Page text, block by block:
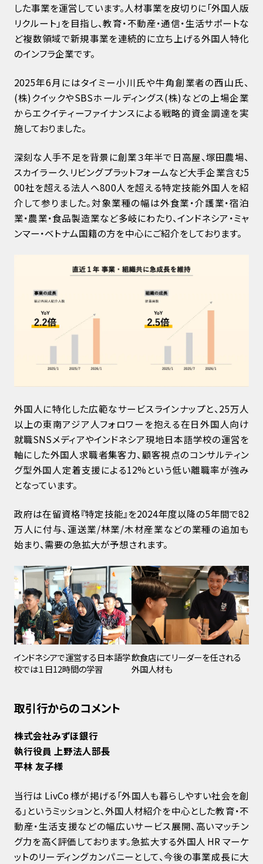
した事業を運営しています。人材事業を皮切りに「外国人版
リクルート」を目指し、教育・不動産・通信・生活サポートな
ど複数領域で新規事業を連続的に立ち上げる外国人特化
のインフラ企業です。
2025年6月にはタイミー小川氏や牛角創業者の西山氏、
(株)クイックやSBSホールディングス(株)などの上場企業
からエクイティーファイナンスによる戦略的資金調達を実
施しておりました。
深刻な人手不足を背景に創業３年半で日高屋、塚田農場、
スカイラーク、リビングプラットフォームなど大手企業含む5
00社を超える法人へ800人を超える特定技能外国人を紹
介して参りました。対象業種の幅は外食業・介護業・宿泊
業・農業・食品製造業など多岐にわたり、インドネシア・ミャ
ンマー・ベトナム国籍の方を中心にご紹介をしております。
外国人に特化した広範なサービスラインナップと、25万人
以上の東南アジア人フォロワーを抱える在日外国人向け
就職SNSメディアやインドネシア現地日本語学校の運営を
軸にした外国人求職者集客力、顧客視点のコンサルティン
グ型外国人定着支援による12%という低い離職率が強み
となっています。
政府は在留資格『特定技能』を2024年度以降の5年間で82
万人に付与、運送業/林業/木材産業などの業種の追加も
始まり、需要の急拡大が予想されます。
インドネシアで運営する日本語学
校では１日12時間の学習
飲食店にてリーダーを任される
外国人材も
取引行からのコメント
株式会社みずほ銀行
執行役員 上野法人部長
平林 友子様
当行は LivCo 様が掲げる「外国人も暮らしやすい社会を創
る」というミッションと、外国人材紹介を中心とした教育・不
動産・生活支援などの幅広いサービス展開、高いマッチン
グ力を高く評価しております。急拡大する外国人 HR マーケ
ットのリーディングカンパニーとして、今後の事業成長に大